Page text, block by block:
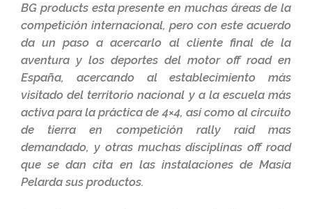
BG productsesta presente en muchas áreas de la
competición internacional, pero con este acuerdo
da un paso a acercarlo al cliente final de la
aventura y los deportes del motor off road en
España, acercando al establecimiento más
visitado del territorio nacional y a la escuela más
activa para la práctica de 4×4, así como al circuito
de tierra en competición rally raid mas
demandado, y otras muchas disciplinas off road
que se dan cita en las instalaciones de Masía
Pelarda sus productos.